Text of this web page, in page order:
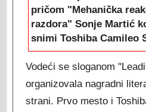
pričom "Mehanička
razdora" Sonje Martić
snimi Toshiba Camileo
Vodeći se sloganom
organizovala nagradni
strani. Prvo mesto i